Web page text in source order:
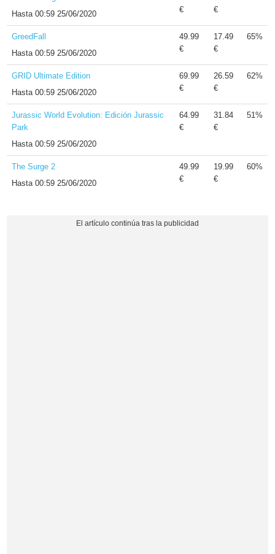
Hasta00:59 25/06/2020
€
€
GreedFall
Hasta00:59 25/06/2020
49.99
€
17.49
€
65%
GRID Ultimate Edition
Hasta00:59 25/06/2020
69.99
€
26.59
€
62%
Jurassic World Evolution: Edición Jurassic
Park
Hasta00:59 25/06/2020
64.99
€
31.84
€
51%
The Surge 2
Hasta00:59 25/06/2020
49.99
€
19.99
€
60%